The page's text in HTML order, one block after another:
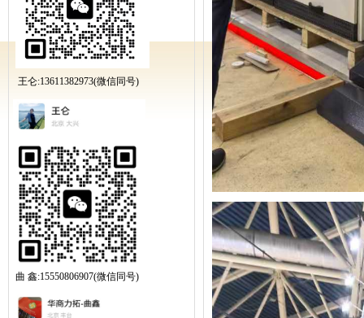
王仑:13611382973(微信同号)
曲 鑫:15550806907(微信同号)